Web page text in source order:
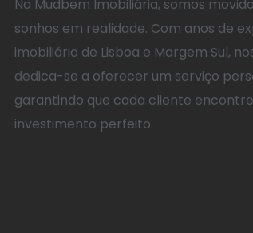
Na Mudbem Imobiliária, somos
sonhos em realidade. Com anos de
imobiliário de Lisboa e Margem Sul,
dedica-se a oferecer um serviço
garantindo que cada cliente
investimento perfeito.